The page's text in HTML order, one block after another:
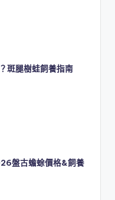
斑腿樹蛙飼養指南
盤古蟾蜍價格&飼養